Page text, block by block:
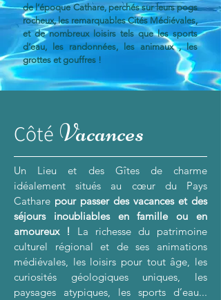
de l’époque Cathare, perchés sur leurs pogs
rocheux, les remarquables Cités Médiévales,
et de nombreux loisirs tels que les sports
d’eau, les randonnées, les animaux , les
grottes et gouffres !
Côté Vacances
Un Lieu et des Gîtes de charme
idéalement situés au cœur du Pays
Cathare pour passer des vacances et des
séjours inoubliables en famille ou en
amoureux !
La richesse du patrimoine
culturel régional et de ses animations
médiévales, les loisirs pour tout âge, les
curiosités géologiques uniques, les
paysages atypiques, les sports d’eau...